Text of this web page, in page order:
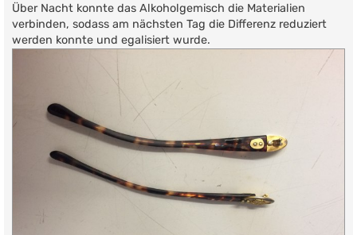
Über Nacht konnte das Alkoholgemisch die Materialien
verbinden, sodass am nächsten Tag die Differenz reduziert
werden konnte und egalisiert wurde.